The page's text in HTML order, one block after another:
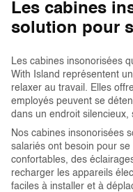
Les cabines
solution pour
Les cabines insonorisées
With Island représentent
relaxer au travail. Elles
employés peuvent se
dans un endroit silencieux,
Nos cabines insonorisées
salariés ont besoin pour
confortables, des
recharger les appareils
faciles à installer et à